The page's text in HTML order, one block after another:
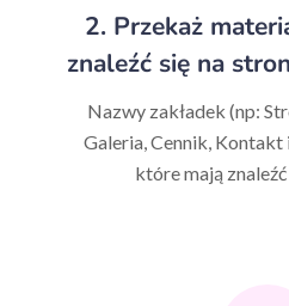
2. Przekaż
znaleźć się na
Nazwy zakładek (np:
Galeria, Cennik, Kontakt
które mają znaleźć